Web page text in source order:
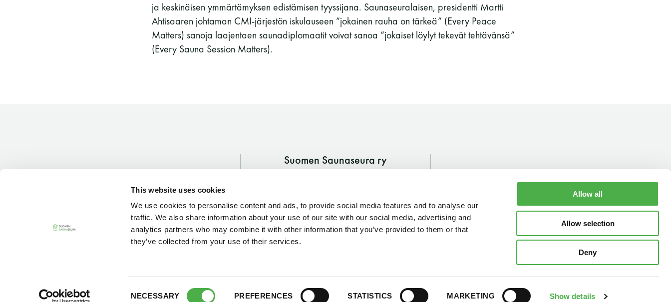
This website uses cookies
We use cookies to personalise content and ads, to provide social media features and to analyse our
traffic. We also share information about your use of our site with our social media, advertising and
analytics partners who may combine it with other information that you’ve provided to them or that
they’ve collected from your use of their services.
NECESSARY PREFERENCES STATISTICS MARKETING Show details
Allow all
Allow selection
Deny
ja keskinäisen ymmärtämyksen edistämisen tyyssijana. Saunaseuralaisen, presidentti Martti
Ahtisaaren johtaman CMI-järjestön iskulauseen ”jokainen rauha on tärkeä” (Every Peace
Matters) sanoja laajentaen saunadiplomaatit voivat sanoa ”jokaiset löylyt tekevät tehtävänsä”
(Every Sauna Session Matters).
Suomen Saunaseura ry
(saunojen aukioloaikana)
Y-tunnus: 0116872-9
AUKIOLOAJAT